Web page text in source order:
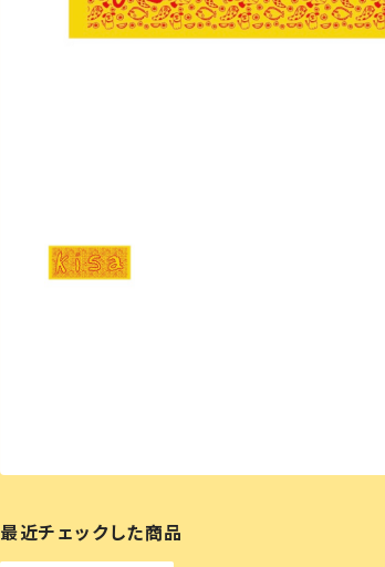
最近チェックした商品